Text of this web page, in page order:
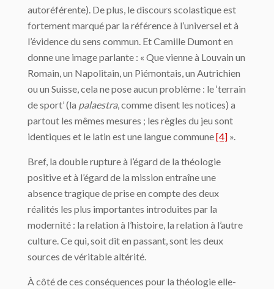
autoréférente). De plus, le discours scolastique est
fortement marqué par la référence à l’universel et à
l’évidence du sens commun. Et Camille Dumont en
donne une image parlante : « Que vienne à Louvain un
Romain, un Napolitain, un Piémontais, un Autrichien
ou un Suisse, cela ne pose aucun problème : le ‘terrain
de sport’ (la palaestra, comme disent les notices) a
partout les mêmes mesures ; les règles du jeu sont
identiques et le latin est une langue commune[4] ».
Bref, la double rupture à l’égard de la théologie
positive et à l’égard de la mission entraîne une
absence tragique de prise en compte des deux
réalités les plus importantes introduites par la
modernité : la relation à l’histoire, la relation à l’autre
culture. Ce qui, soit dit en passant, sont les deux
sources de véritable altérité.
À côté de ces conséquences pour la théologie elle-